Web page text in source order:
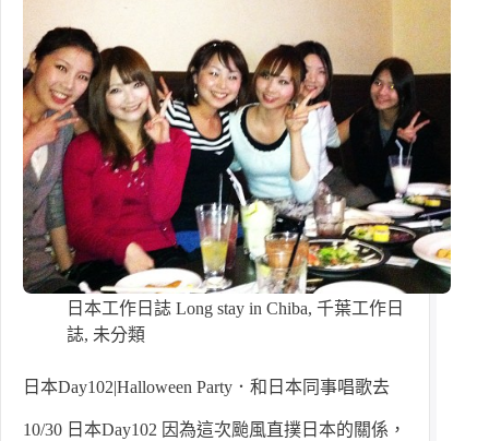
日本工作日誌 Long stay in Chiba, 千葉工作日
誌, 未分類
日本Day102|Halloween Party．和日本同事唱歌去
10/30 日本Day102 因為這次颱風直撲日本的關係，